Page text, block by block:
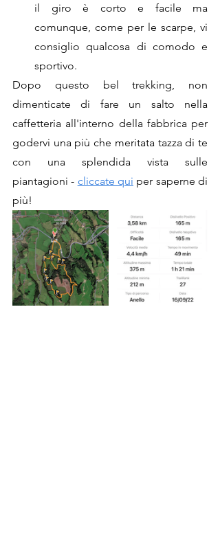
il giro è corto e facile ma
comunque, come per le scarpe, vi
consiglio qualcosa di comodo e
sportivo.
Dopo questo bel trekking, non
dimenticate di fare un salto nella
caffetteria all'interno della fabbrica per
godervi una più che meritata tazza di te
con una splendida vista sulle
piantagioni - cliccate qui per saperne di
più!